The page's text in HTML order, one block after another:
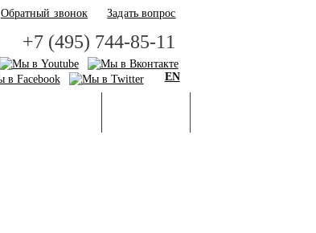
Обратный звонок Задать вопрос
+7 (495) 744-85-11
EN